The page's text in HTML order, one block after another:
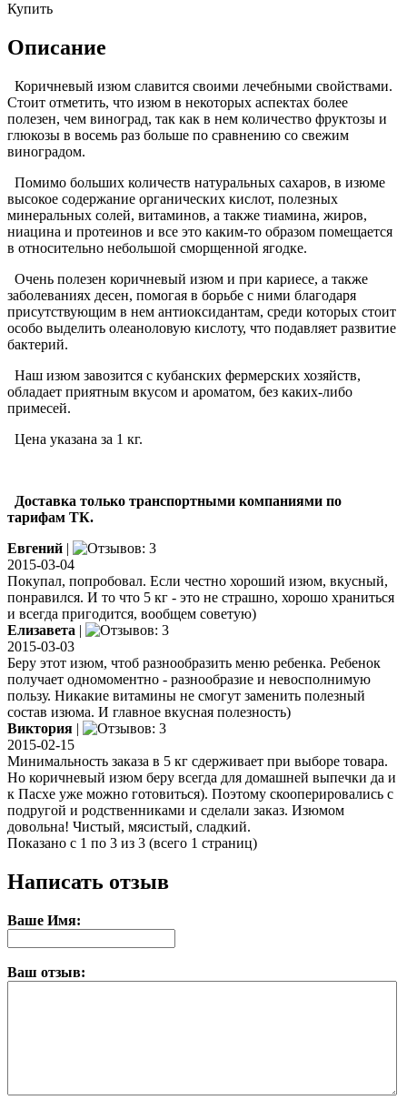
Купить
Описание
Коричневый изюм славится своими лечебными свойствами.
Стоит отметить, что изюм в некоторых аспектах более
полезен, чем виноград, так как в нем количество фруктозы и
глюкозы в восемь раз больше по сравнению со свежим
виноградом.
Помимо больших количеств натуральных сахаров, в изюме
высокое содержание органических кислот, полезных
минеральных солей, витаминов, а также тиамина, жиров,
ниацина и протеинов и все это каким-то образом помещается
в относительно небольшой сморщенной ягодке.
Очень полезен коричневый изюм и при кариесе, а также
заболеваниях десен, помогая в борьбе с ними благодаря
присутствующим в нем антиоксидантам, среди которых стоит
особо выделить олеаноловую кислоту, что подавляет развитие
бактерий.
Наш изюм завозится с кубанских фермерских хозяйств,
обладает приятным вкусом и ароматом, без каких-либо
примесей.
Цена указана за 1 кг.
Доставка только транспортными компаниями по
тарифам ТК.
Евгений |
2015-03-04
Покупал, попробовал. Если честно хороший изюм, вкусный,
понравился. И то что 5 кг - это не страшно, хорошо храниться
и всегда пригодится, вообщем советую)
Елизавета |
2015-03-03
Беру этот изюм, чтоб разнообразить меню ребенка. Ребенок
получает одномоментно - разнообразие и невосполнимую
пользу. Никакие витамины не смогут заменить полезный
состав изюма. И главное вкусная полезность)
Виктория |
2015-02-15
Минимальность заказа в 5 кг сдерживает при выборе товара.
Но коричневый изюм беру всегда для домашней выпечки да и
к Пасхе уже можно готовиться). Поэтому скооперировались с
подругой и родственниками и сделали заказ. Изюмом
довольна! Чистый, мясистый, сладкий.
Показано с 1 по 3 из 3 (всего 1 страниц)
Написать отзыв
Ваше Имя:
Ваш отзыв: